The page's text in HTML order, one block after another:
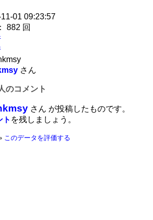
01 09:23:57
882 回
さん
のコメント
さん が投稿したものです。
ト を残しましょう。
このデータを評価する